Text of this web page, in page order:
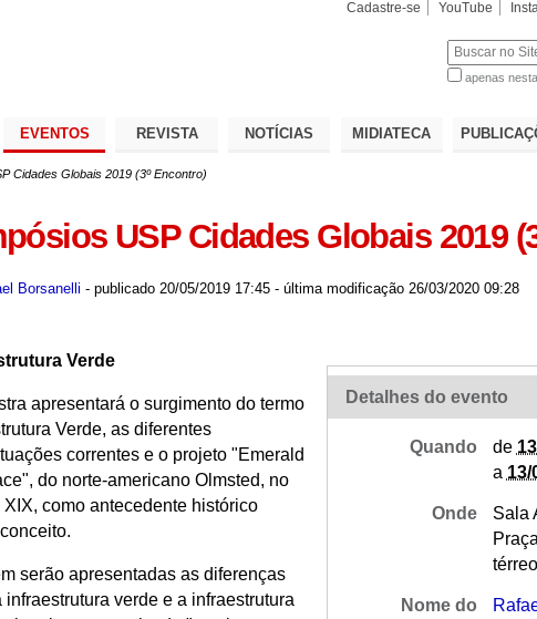
Cadastre-se YouTube
apenas
EVENTOS REVISTA NOTÍCIAS MIDIATECA
Cidades Globais 2019 (3º Encontro)
USP Cidades Globais 2019
Borsanelli - publicado20/05/2019 17:45 - última modificação26/03/2020 09:28
Detalhes do evento
Quando de
a 13/
Onde
Sala
Nome do
Verde
apresentará o surgimento do termo
Verde, as diferentes
correntes e o projeto "Emerald
do norte-americano Olmsted, no
como antecedente histórico
serão apresentadas as diferenças
infraestrutura verde e a infraestrutura